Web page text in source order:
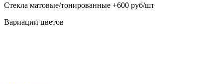
Стекла матовые/тонированные +600 руб/шт
Вариации цветов